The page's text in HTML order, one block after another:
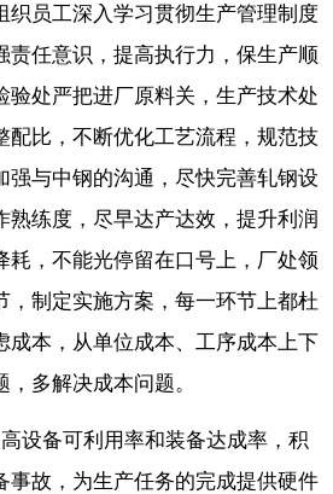
织员工深入学习贯彻生产管理制度
责任意识，提高执行力，保生产顺
验处严把进厂原料关，生产技术处
配比，不断优化工艺流程，规范技
强与中钢的沟通，尽快完善轧钢设
熟练度，尽早达产达效，提升利润
耗，不能光停留在口号上，厂处领
，制定实施方案，每一环节上都杜
成本，从单位成本、工序成本上下
多解决成本问题。
设备可利用率和装备达成率，积
事故，为生产任务的完成提供硬件